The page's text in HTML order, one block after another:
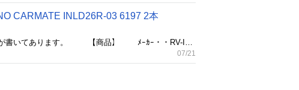
CARMATE INLD26R-03 6197 2本
07/21